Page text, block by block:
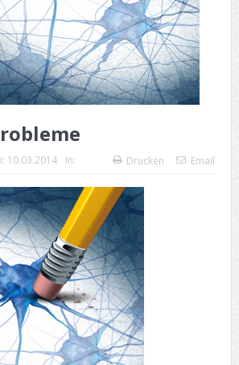
10.03.2014 In: Drucken Email